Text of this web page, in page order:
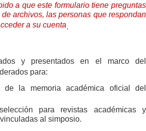
a que este formulario tiene preguntas
archivos, las personas que respondan
a su cuenta.
y presentados en el marco del
para:
de la memoria académica oficial del
para revistas académicas y
al simposio.